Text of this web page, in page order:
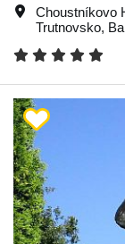
Choustníkovo
Trutnovsko,